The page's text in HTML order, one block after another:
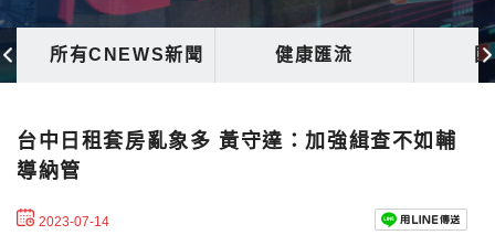
所有CNEWS新聞 健康匯流
台中日租套房亂象多 黃守達：加強緝查不如輔
導納管
2023-07-14